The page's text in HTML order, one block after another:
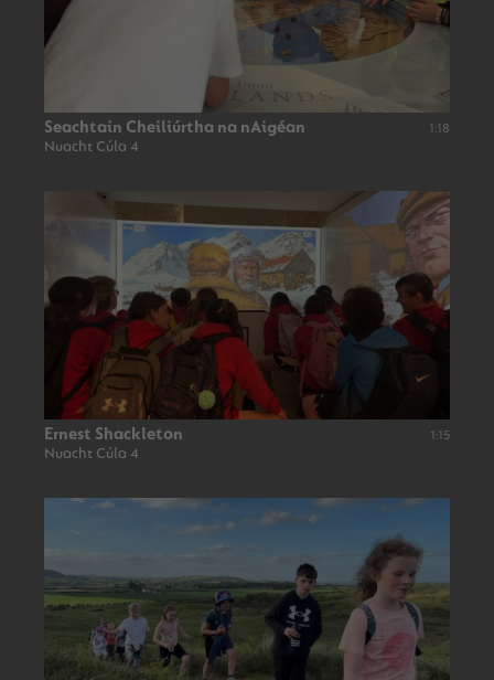
Seachtain Cheiliúrtha na nAigéan
Nuacht Cúla 4
1:18
Ernest Shackleton
Nuacht Cúla 4
1:15